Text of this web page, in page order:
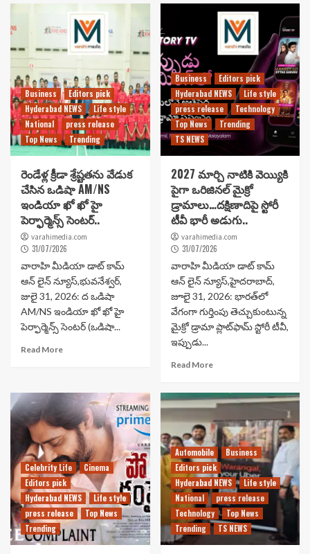
Business
Editors pick
Hyderabad NEWS
Life style
National
press release
Top News
Trending
రెండేళ్ల క్రీడా శ్రేష్టతను వేడుక
చేసిన ఒడిషా AM/NS
ఇండియా ఖో ఖో హై
పెర్ఫార్మెన్స్ సెంటర్..
varahimedia.com
31/07/2026
వారాహి మీడియా డాట్ కామ్
ఆన్ లైన్ న్యూస్,భువనేశ్వర్,
జులై 31, 2026: ద ఒడిషా
AM/NS ఇండియా ఖో ఖో హై
పెర్ఫార్మెన్స్ సెంటర్ (ఒడిషా...
Read More
Business
Editors pick
Hyderabad NEWS
Life style
press release
Technology
Top News
Trending
TS NEWS
2027 మార్చి నాటికి వెయ్యికి
పైగా ఒరిజినల్ మైక్రో
డ్రామాలు…దక్షిణాదిపై స్టోరీ
టీవీ భారీ అడుగు..
varahimedia.com
31/07/2026
వారాహి మీడియా డాట్ కామ్
ఆన్ లైన్ న్యూస్,హైదరాబాద్,
జూలై 31, 2026: భారత్‌లో
వేగంగా గుర్తింపు తెచ్చుకుంటున్న
మైక్రో డ్రామా ప్లాట్‌ఫామ్ స్టోరీ టీవీ,
ఇప్పుడు...
Read More
Celebrity Life
Cinema
Editors pick
Hyderabad NEWS
Life style
press release
Top News
Trending
Automobile
Business
Editors pick
Hyderabad NEWS
Life style
National
press release
Technology
Top News
Trending
TS NEWS